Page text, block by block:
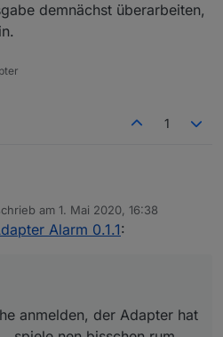
z.B. auch an die
das nur bei Anwesenheit
demnächst überarbeiten,
1
anmelden, der Adapter hat
nen bisschen rum,
am 1. Mai 2020, 16:38
editiert von
Alarm 0.1.1:
anmelden, der Adapter hat